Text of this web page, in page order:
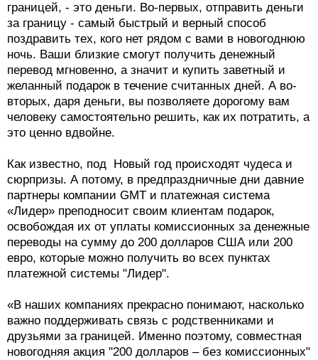
границей, - это деньги. Во-первых, отправить деньги
за границу - самый быстрый и верный способ
поздравить тех, кого нет рядом с вами в новогоднюю
ночь. Ваши близкие смогут получить денежный
перевод мгновенно, а значит и купить заветный и
желанный подарок в течение считанных дней. А во-
вторых, даря деньги, вы позволяете дорогому вам
человеку самостоятельно решить, как их потратить, а
это ценно вдвойне.
Как известно, под Новый год происходят чудеса и
сюрпризы. А потому, в предпраздничные дни давние
партнеры компании GMT и платежная система
«Лидер» преподносит своим клиентам подарок,
освобождая их от уплаты комиссионных за денежные
переводы на сумму до 200 долларов США или 200
евро, которые можно получить во всех пунктах
платежной системы "Лидер".
«В наших компаниях прекрасно понимают, насколько
важно поддерживать связь с родственниками и
друзьями за границей. Именно поэтому, совместная
новогодняя акция "200 долларов – без комиссионных"